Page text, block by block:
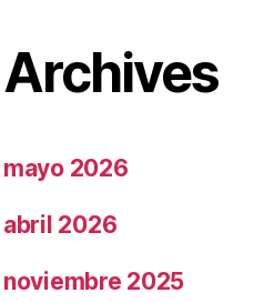
Archives
mayo 2026
abril 2026
noviembre 2025